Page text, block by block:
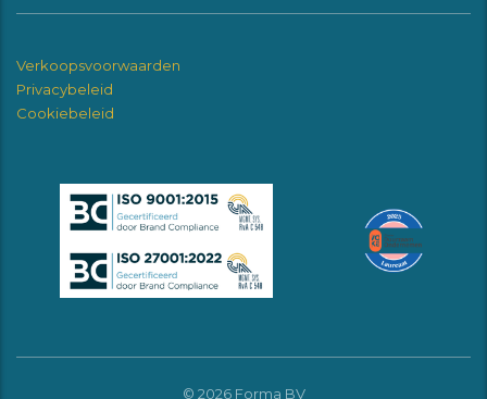
Verkoopsvoorwaarden
Privacybeleid
Cookiebeleid
© 2026 Forma BV